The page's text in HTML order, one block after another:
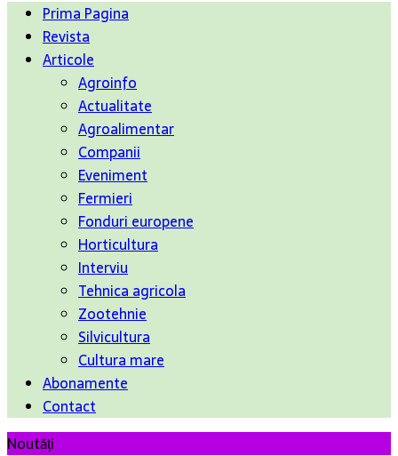
Prima Pagina
Revista
Articole
Agroinfo
Actualitate
Agroalimentar
Companii
Eveniment
Fermieri
Fonduri europene
Horticultura
Interviu
Tehnica agricola
Zootehnie
Silvicultura
Cultura mare
Abonamente
Contact
Noutăți